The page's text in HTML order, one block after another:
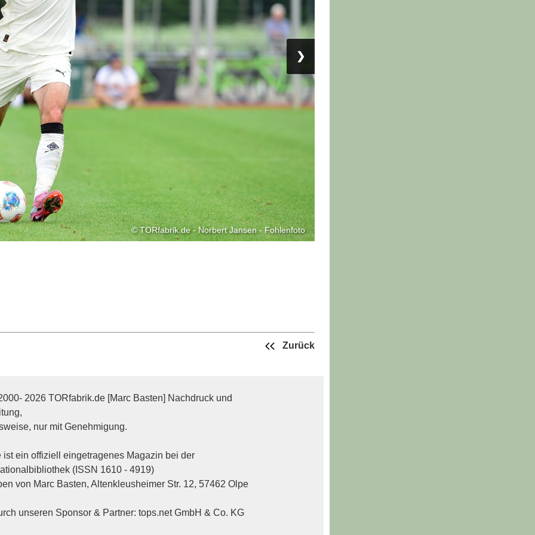
© TORfabrik.de - Norbert Jansen - Fohlenfoto
❯
Zurück
2026 TORfabrik.de [Marc Basten] Nachdruck und
nur mit Genehmigung.
ist ein offiziell eingetragenes Magazin bei der
(ISSN 1610 - 4919)
von Marc Basten, Altenkleusheimer Str. 12, 57462 Olpe
unseren Sponsor & Partner: tops.net GmbH & Co. KG